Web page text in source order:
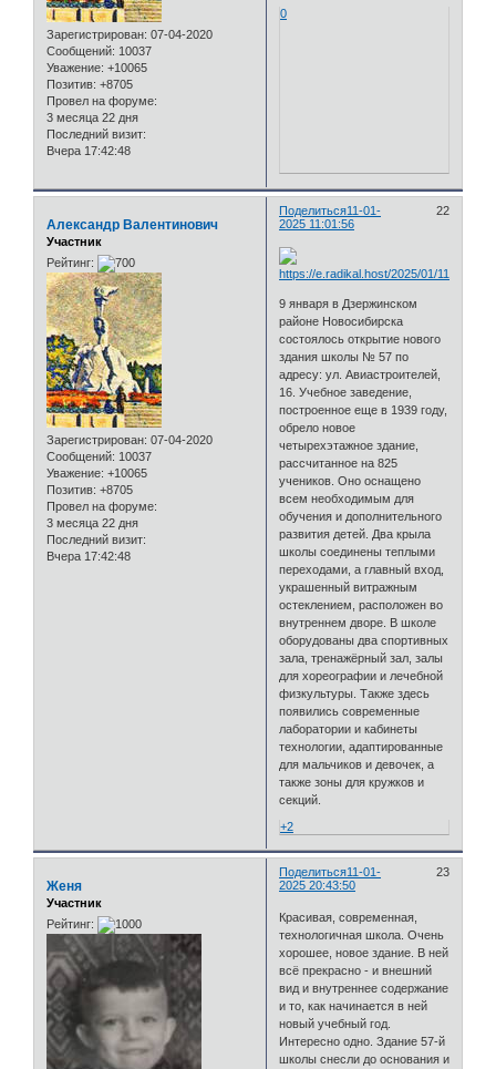
Зарегистрирован: 07-04-2020
Сообщений: 10037
Уважение: +10065
Позитив: +8705
Провел на форуме:
3 месяца 22 дня
Последний визит:
Вчера 17:42:48
0
Поделиться 22
11-01-
2025 11:01:56
Александр Валентинович
Участник
Рейтинг:
Зарегистрирован: 07-04-2020
Сообщений: 10037
Уважение: +10065
Позитив: +8705
Провел на форуме:
3 месяца 22 дня
Последний визит:
Вчера 17:42:48
9 января в Дзержинском
районе Новосибирска
состоялось открытие нового
здания школы № 57 по
адресу: ул. Авиастроителей,
16. Учебное заведение,
построенное еще в 1939 году,
обрело новое
четырехэтажное здание,
рассчитанное на 825
учеников. Оно оснащено
всем необходимым для
обучения и дополнительного
развития детей. Два крыла
школы соединены теплыми
переходами, а главный вход,
украшенный витражным
остеклением, расположен во
внутреннем дворе. В школе
оборудованы два спортивных
зала, тренажёрный зал, залы
для хореографии и лечебной
физкультуры. Также здесь
появились современные
лаборатории и кабинеты
технологии, адаптированные
для мальчиков и девочек, а
также зоны для кружков и
секций.
+2
Поделиться 23
11-01-
2025 20:43:50
Женя
Участник
Рейтинг:
Красивая, современная,
технологичная школа. Очень
хорошее, новое здание. В ней
всё прекрасно - и внешний
вид и внутреннее содержание
и то, как начинается в ней
новый учебный год.
Интересно одно. Здание 57-й
школы снесли до основания и